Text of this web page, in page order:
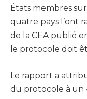
États membres
quatre pays l’ont
de la CEA publié
le protocole doit
Le rapport a
du protocole à un